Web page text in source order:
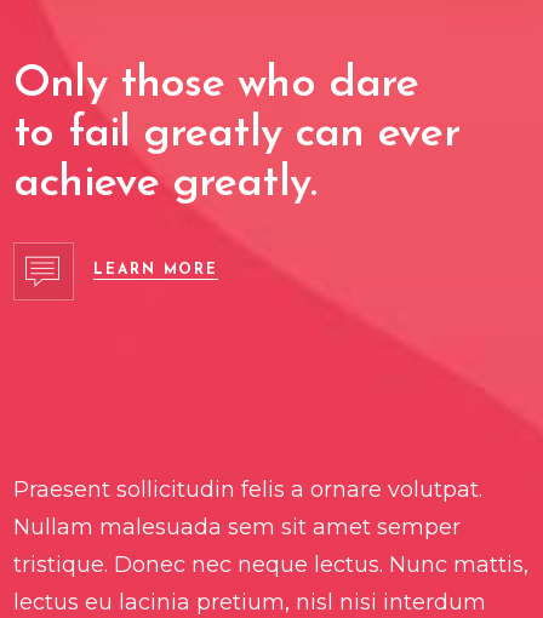
Only those who dare
to fail greatly can ever
achieve greatly.
LEARN MORE
Praesent sollicitudin felis a ornare volutpat.
Nullam malesuada sem sit amet semper
tristique. Donec nec neque lectus. Nunc mattis,
lectus eu lacinia pretium, nisl nisi interdum